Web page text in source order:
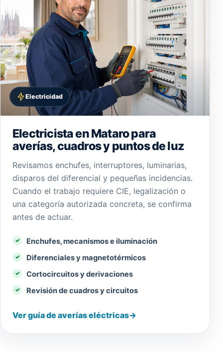
Electricidad
Electricista en Mataro para
averías, cuadros y puntos de luz
Revisamos enchufes, interruptores, luminarias,
disparos del diferencial y pequeñas incidencias.
Cuando el trabajo requiere CIE, legalización o
una categoría autorizada concreta, se confirma
antes de actuar.
Enchufes, mecanismos e iluminación
Diferenciales y magnetotérmicos
Cortocircuitos y derivaciones
Revisión de cuadros y circuitos
Ver guía de averías eléctricas→